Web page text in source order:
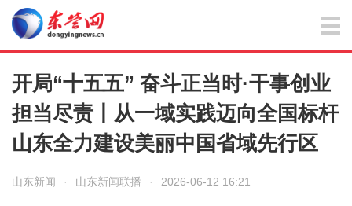
开局“十五五” 奋斗正当时·干事创业
担当尽责丨从一域实践迈向全国标杆
山东全力建设美丽中国省域先行区
山东新闻 · 山东新闻联播 · 2026-06-12 16:21